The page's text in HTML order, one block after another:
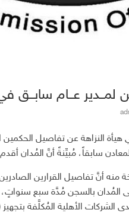
لمــدير عــام سابــق
النزاهة عن تفاصيل الحكمين
سابقاً، مُبيِّنةً أنَّ المُدان
أنَّ تفاصيل القرارين